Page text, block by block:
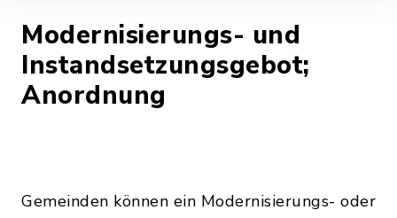
Modernisierungs- und
Instandsetzungsgebot;
Anordnung
Gemeinden können ein Modernisierungs- oder